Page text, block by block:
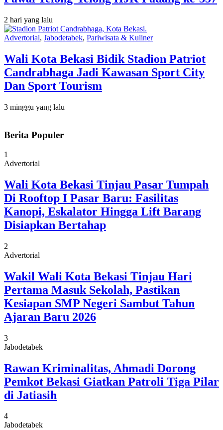
2 hari yang lalu
Advertorial, Jabodetabek, Pariwisata & Kuliner
Wali Kota Bekasi Bidik Stadion Patriot
Candrabhaga Jadi Kawasan Sport City
Dan Sport Tourism
3 minggu yang lalu
Berita Populer
1
Advertorial
Wali Kota Bekasi Tinjau Pasar Tumpah
Di Rooftop I Pasar Baru: Fasilitas
Kanopi, Eskalator Hingga Lift Barang
Disiapkan Bertahap
2
Advertorial
Wakil Wali Kota Bekasi Tinjau Hari
Pertama Masuk Sekolah, Pastikan
Kesiapan SMP Negeri Sambut Tahun
Ajaran Baru 2026
3
Jabodetabek
Rawan Kriminalitas, Ahmadi Dorong
Pemkot Bekasi Giatkan Patroli Tiga Pilar
di Jatiasih
4
Jabodetabek